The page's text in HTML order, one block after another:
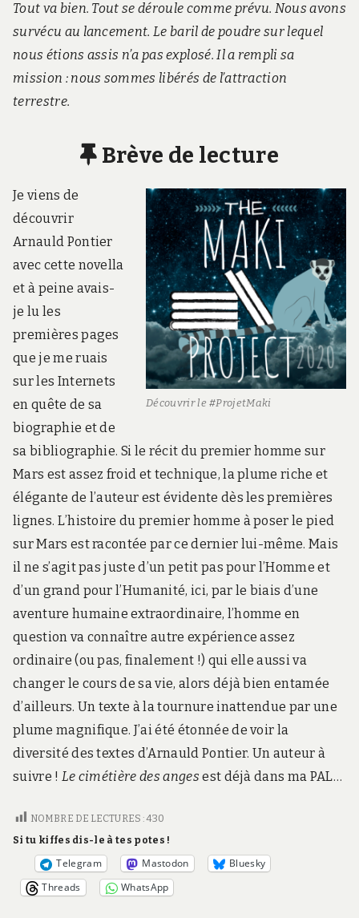
Tout va bien. Tout se déroule comme prévu. Nous avons
survécu au lancement. Le baril de poudre sur lequel
nous étions assis n’a pas explosé. Il a rempli sa
mission : nous sommes libérés de l’attraction
terrestre.
Brève de lecture
Découvrir le #ProjetMaki
Je viens de
découvrir
Arnauld Pontier
avec cette novella
et à peine avais-
je lu les
premières pages
que je me ruais
sur les Internets
en quête de sa
biographie et de
sa bibliographie. Si le récit du premier homme sur
Mars est assez froid et technique, la plume riche et
élégante de l’auteur est évidente dès les premières
lignes. L’histoire du premier homme à poser le pied
sur Mars est racontée par ce dernier lui-même. Mais
il ne s’agit pas juste d’un petit pas pour l’Homme et
d’un grand pour l’Humanité, ici, par le biais d’une
aventure humaine extraordinaire, l’homme en
question va connaître autre expérience assez
ordinaire (ou pas, finalement !) qui elle aussi va
changer le cours de sa vie, alors déjà bien entamée
d’ailleurs. Un texte à la tournure inattendue par une
plume magnifique. J’ai été étonnée de voir la
diversité des textes d’Arnauld Pontier. Un auteur à
suivre ! Le cimétière des anges est déjà dans ma PAL…
NOMBRE DE LECTURES : 430
Si tu kiffes dis-le à tes potes !
Telegram Mastodon
Bluesky
Threads
WhatsApp